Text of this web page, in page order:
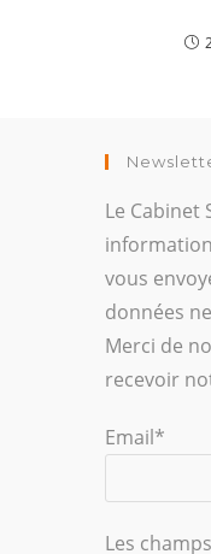
Le Cabinet
vous
données
Merci de
recevoir
Email*
Les